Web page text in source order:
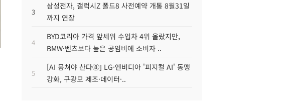
3
삼성전자, 갤럭시Z 폴드8 사전예약 개통 8월31일
까지 연장
4
BYD코리아 가격 앞세워 수입차 4위 올랐지만,
BMW·벤츠보다 높은 공임비에 소비자 ..
5
[AI 뭉쳐야 산다⑧] LG·엔비디아 '피지컬 AI' 동맹
강화, 구광모 제조·데이터·..